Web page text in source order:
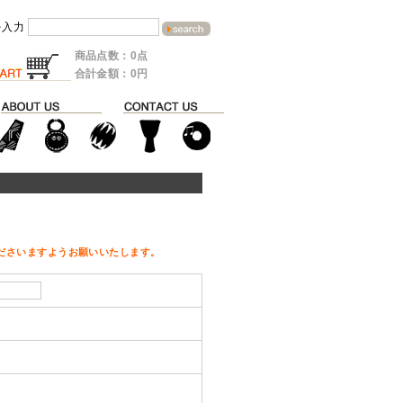
力
商品点数：0点
合計金額：0円
いますようお願いいたします。